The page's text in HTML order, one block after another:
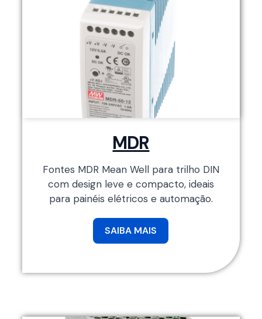
MDR
Fontes MDR Mean Well para trilho DIN
com design leve e compacto, ideais
para painéis elétricos e automação.
SAIBA MAIS